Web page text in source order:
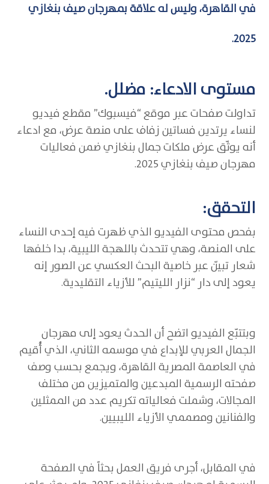
في القاهرة، وليس له علاقة بمهرجان صيف بنغازي
2025.
مستوى الادعاء: مضلل.
تداولت صفحات عبر موقع “فيسبوك” مقطع فيديو
لنساء يرتدين فساتين زفاف على منصة عرض، مع ادعاء
أنه يوثّق عرض ملكات جمال بنغازي ضمن فعاليات
مهرجان صيف بنغازي 2025.
التحقق:
بفحص محتوى الفيديو الذي ظهرت فيه إحدى النساء
على المنصة، وهي تتحدث باللهجة الليبية، بدا خلفها
شعار تبيّن عبر خاصية البحث العكسي عن الصور إنه
يعود إلى دار “نزار الليتيم” للأزياء التقليدية.
وبتتبّع الفيديو اتضح أن الحدث يعود إلى مهرجان
الجمال العربي للإبداع في موسمه الثاني، الذي أُقيم
في العاصمة المصرية القاهرة، ويجمع بحسب وصف
صفحته الرسمية المبدعين والمتميزين من مختلف
المجالات، وشملت فعالياته تكريم عدد من الممثلين
والفنانين ومصممي الأزياء الليبيين.
في المقابل، أجرى فريق العمل بحثاً في الصفحة